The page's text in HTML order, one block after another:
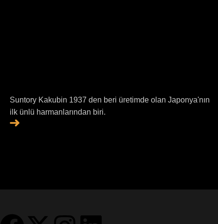
Suntory Kakubin 1937 den beri üretimde olan Japonya'nın
ilk ünlü harmanlarından biri.